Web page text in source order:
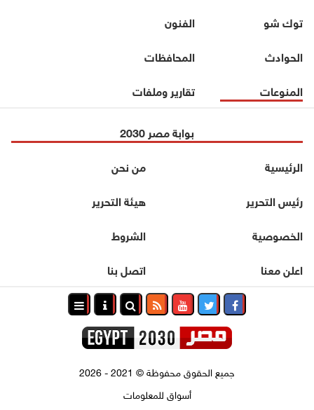
توك شو
الفنون
الحوادث
المحافظات
المنوعات
تقارير وملفات
بوابة مصر 2030
الرئيسية
من نحن
رئيس التحرير
هيئة التحرير
الخصوصية
الشروط
اعلن معنا
اتصل بنا
جميع الحقوق محفوظة©
أسواق للمعلومات